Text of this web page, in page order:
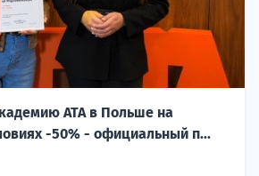
ATA в Польше на
-50% - официальный п...